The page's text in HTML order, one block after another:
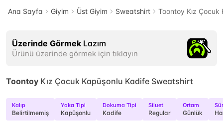
Ana Sayfa Giyim Üst Giyim Sweatshirt Toontoy Kız
Üzerinde Görmek Lazım
Ürünü üzerinde görmek için tıklayın
Toontoy Kız Çocuk Kapüşonlu Kadife Sweatshirt
Kalıp
Belirtilmemiş
Yaka Tipi
Kapüşonlu
Dokuma Tipi
Kadife
Siluet
Regular
Ortam
Günlük